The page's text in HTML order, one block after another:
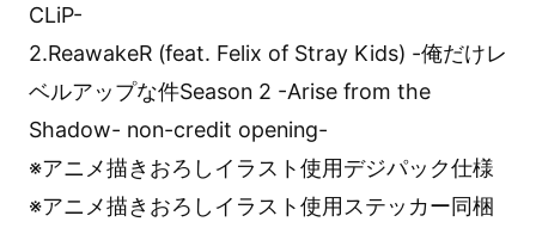
CLiP-
2.ReawakeR (feat. Felix of Stray Kids) -俺だけレ
ベルアップな件Season 2 -Arise from the
Shadow- non-credit opening-
※アニメ描きおろしイラスト使用デジパック仕様
※アニメ描きおろしイラスト使用ステッカー同梱